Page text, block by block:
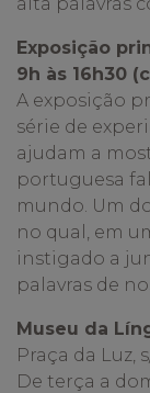
Exposição
9h às 16h30
A exposição
série de
ajudam a
portuguesa
mundo. Um
no qual, em
instigado a
palavras de
Museu da
Praça da Luz,
De terça a